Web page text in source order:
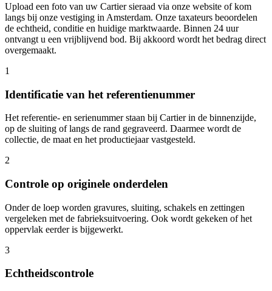
Upload een foto van uw Cartier sieraad via onze website of kom
langs bij onze vestiging in Amsterdam. Onze taxateurs beoordelen
de echtheid, conditie en huidige marktwaarde. Binnen 24 uur
ontvangt u een vrijblijvend bod. Bij akkoord wordt het bedrag direct
overgemaakt.
1
Identificatie van het referentienummer
Het referentie- en serienummer staan bij Cartier in de binnenzijde,
op de sluiting of langs de rand gegraveerd. Daarmee wordt de
collectie, de maat en het productiejaar vastgesteld.
2
Controle op originele onderdelen
Onder de loep worden gravures, sluiting, schakels en zettingen
vergeleken met de fabrieksuitvoering. Ook wordt gekeken of het
oppervlak eerder is bijgewerkt.
3
Echtheidscontrole